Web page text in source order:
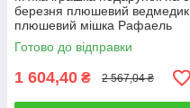
березня плюшевий ведмедик
плюшевий мішка Рафаель
160 см Рожевий
Готово до відправки
1 604,40 ₴ 2 567,04 ₴